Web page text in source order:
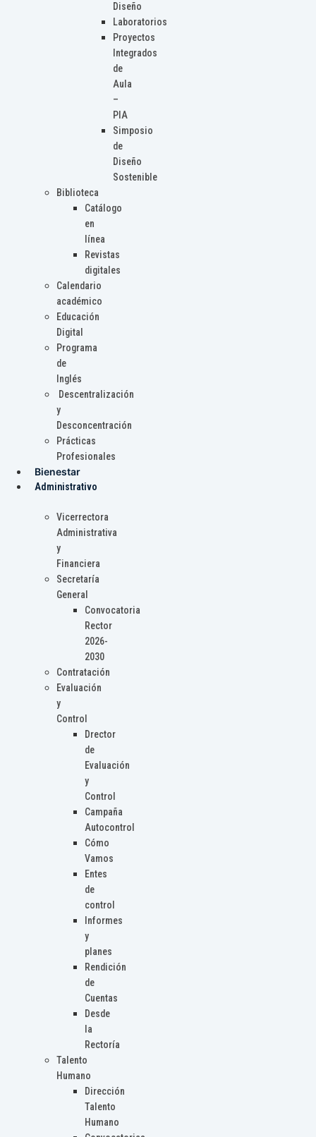
Diseño
Laboratorios
Proyectos
Integrados
de
Aula
–
PIA
Simposio
de
Diseño
Sostenible
Biblioteca
Catálogo
en
línea
Revistas
digitales
Calendario
académico
Educación
Digital
Programa
de
Inglés
Descentralización
y
Desconcentración
Prácticas
Profesionales
Bienestar
Administrativo
Vicerrectora
Administrativa
y
Financiera
Secretaría
General
Convocatoria
Rector
2026-
2030
Contratación
Evaluación
y
Control
Drector
de
Evaluación
y
Control
Campaña
Autocontrol
Cómo
Vamos
Entes
de
control
Informes
y
planes
Rendición
de
Cuentas
Desde
la
Rectoría
Talento
Humano
Dirección
Talento
Humano